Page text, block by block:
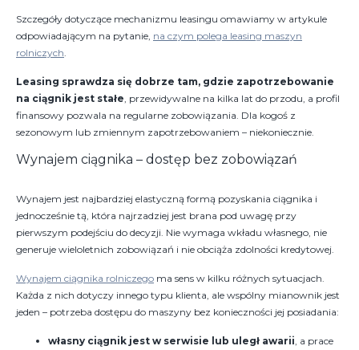
Szczegóły dotyczące mechanizmu leasingu omawiamy w artykule
odpowiadającym na pytanie, na czym polega leasing maszyn
rolniczych.
Leasing sprawdza się dobrze tam, gdzie zapotrzebowanie
na ciągnik jest stałe, przewidywalne na kilka lat do przodu, a profil
finansowy pozwala na regularne zobowiązania. Dla kogoś z
sezonowym lub zmiennym zapotrzebowaniem – niekoniecznie.
Wynajem ciągnika – dostęp bez zobowiązań
Wynajem jest najbardziej elastyczną formą pozyskania ciągnika i
jednocześnie tą, która najrzadziej jest brana pod uwagę przy
pierwszym podejściu do decyzji. Nie wymaga wkładu własnego, nie
generuje wieloletnich zobowiązań i nie obciąża zdolności kredytowej.
Wynajem ciągnika rolniczego ma sens w kilku różnych sytuacjach.
Każda z nich dotyczy innego typu klienta, ale wspólny mianownik jest
jeden – potrzeba dostępu do maszyny bez konieczności jej posiadania:
własny ciągnik jest w serwisie lub uległ awarii, a prace